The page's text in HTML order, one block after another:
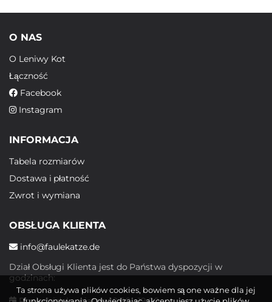
O NAS
O Leniwy Kot
Łączność
Facebook
Instagram
INFORMACJA
Tabela rozmiarów
Dostawa i płatność
Zwrot i wymiana
OBSŁUGA KLIENTA
info@faulekatze.de
Dział Obsługi Klienta jest do Państwa dyspozycji w
godzinach:
Ta strona używa plików cookies, bowiem są one ważne dla jej